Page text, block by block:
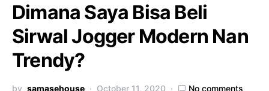
Dimana Saya Bisa Beli
Sirwal Jogger Modern Nan
Trendy?
by samasehouse October 11, 2020 No comments